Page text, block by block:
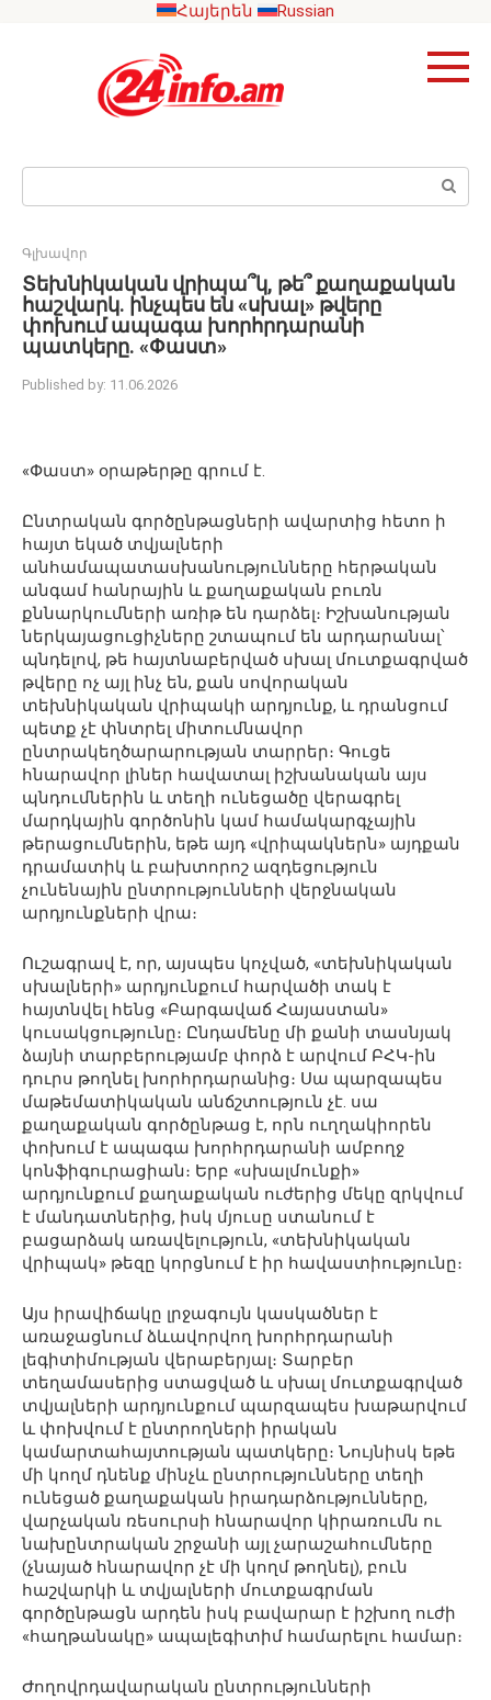
Հայերեն Russian
Search:
Գլխավոր
Տեխնիկական վրիպա՞կ, թե՞ քաղաքական
հաշվարկ. ինչպես են «սխալ» թվերը
փոխում ապագա խորհրդարանի
պատկերը. «Փաստ»
Published by: 11.06.2026
«Փաստ» օրաթերթը գրում է.
Ընտրական գործընթացների ավարտից հետո ի
հայտ եկած տվյալների
անհամապատասխանությունները հերթական
անգամ հանրային և քաղաքական բուռն
քննարկումների առիթ են դարձել։ Իշխանության
ներկայացուցիչները շտապում են արդարանալ՝
պնդելով, թե հայտնաբերված սխալ մուտքագրված
թվերը ոչ այլ ինչ են, քան սովորական
տեխնիկական վրիպակի արդյունք, և դրանցում
պետք չէ փնտրել միտումնավոր
ընտրակեղծարարության տարրեր։ Գուցե
հնարավոր լիներ հավատալ իշխանական այս
պնդումներին և տեղի ունեցածը վերագրել
մարդկային գործոնին կամ համակարգչային
թերացումներին, եթե այդ «վրիպակներն» այդքան
դրամատիկ և բախտորոշ ազդեցություն
չունենային ընտրությունների վերջնական
արդյունքների վրա։
Ուշագրավ է, որ, այսպես կոչված, «տեխնիկական
սխալների» արդյունքում հարվածի տակ է
հայտնվել հենց «Բարգավաճ Հայաստան»
կուսակցությունը։ Ընդամենը մի քանի տասնյակ
ձայնի տարբերությամբ փորձ է արվում ԲՀԿ-ին
դուրս թողնել խորհրդարանից։ Սա պարզապես
մաթեմատիկական անճշտություն չէ. սա
քաղաքական գործընթաց է, որն ուղղակիորեն
փոխում է ապագա խորհրդարանի ամբողջ
կոնֆիգուրացիան։ Երբ «սխալմունքի»
արդյունքում քաղաքական ուժերից մեկը զրկվում
է մանդատներից, իսկ մյուսը ստանում է
բացարձակ առավելություն, «տեխնիկական
վրիպակ» թեզը կորցնում է իր հավաստիությունը։
Այս իրավիճակը լրջագույն կասկածներ է
առաջացնում ձևավորվող խորհրդարանի
լեգիտիմության վերաբերյալ։ Տարբեր
տեղամասերից ստացված և սխալ մուտքագրված
տվյալների արդյունքում պարզապես խաթարվում
և փոխվում է ընտրողների իրական
կամարտահայտության պատկերը։ Նույնիսկ եթե
մի կողմ դնենք մինչև ընտրությունները տեղի
ունեցած քաղաքական իրադարձությունները,
վարչական ռեսուրսի հնարավոր կիրառումն ու
նախընտրական շրջանի այլ չարաշահումները
(չնայած հնարավոր չէ մի կողմ թողնել), բուն
հաշվարկի և տվյալների մուտքագրման
գործընթացն արդեն իսկ բավարար է իշխող ուժի
«հաղթանակը» ապալեգիտիմ համարելու համար։
Ժողովրդավարական ընտրությունների